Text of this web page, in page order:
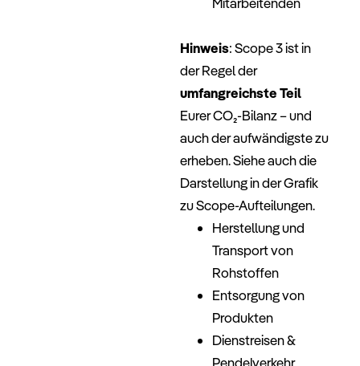
Hinweis: Scope 3 ist in
der Regel der
umfangreichste Teil
Eurer CO₂-Bilanz – und
auch der aufwändigste zu
erheben. Siehe auch die
Darstellung in der Grafik
zu Scope-Aufteilungen.
Herstellung und
Transport von
Rohstoffen
Entsorgung von
Produkten
Dienstreisen &
Pendelverkehr